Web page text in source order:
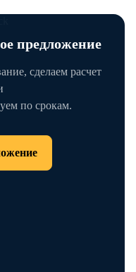
предложение
сделаем расчет
по срокам.